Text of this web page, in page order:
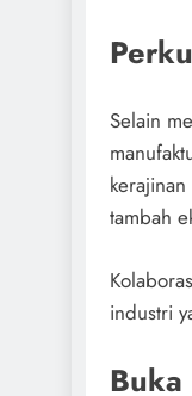
Selain
tambah
industri